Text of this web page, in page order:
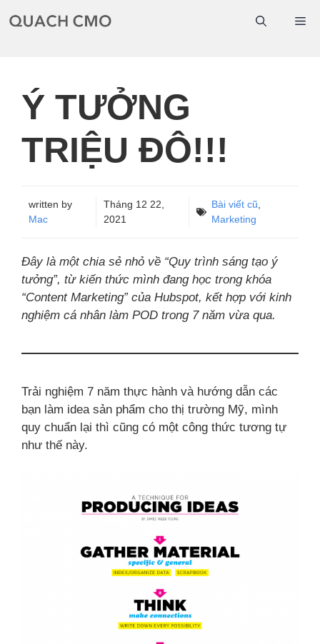
đến
Ý TƯỞNG
TRIỆU ĐÔ!!!
written by
Mac
Tháng 12 22,
2021
Bài viết cũ
Marketing
Đây là một chia sẻ nhỏ về “Quy trình sáng tạo ý
tưởng”, từ kiến thức mình đang học trong khóa
“Content Marketing” của Hubspot, kết hợp với kinh
nghiệm cá nhân làm POD trong 7 năm vừa qua.
Trải nghiệm 7 năm thực hành và hướng dẫn các
bạn làm idea sản phẩm cho thị trường Mỹ, mình
quy chuẩn lại thì cũng có một công thức tương tự
như thế này.